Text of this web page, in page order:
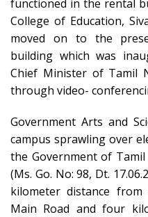
functioned in the rental
College of Education,
moved on to the
building which was
Chief Minister of Tamil
through video-
Government Arts and
campus sprawling over
the Government of
(Ms. Go. No: 98, Dt.
kilometer distance
Main Road and four